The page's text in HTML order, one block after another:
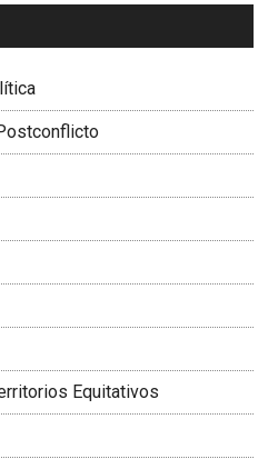
01:04
Presidenta Corporación
Equitativos